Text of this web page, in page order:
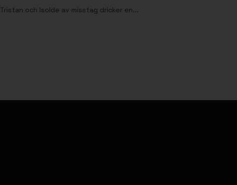
och Isolde av misstag dricker en...